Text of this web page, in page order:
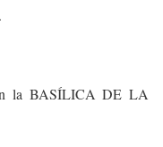
la BASÍLICA DE LA